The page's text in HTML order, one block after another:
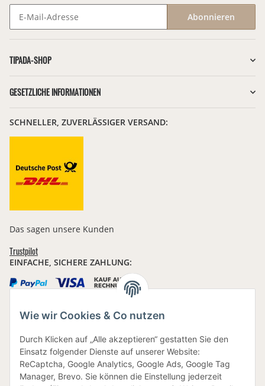
Wie wir Cookies & Co nutzen
Durch Klicken auf „Alle akzeptieren“ gestatten Sie den
Einsatz folgender Dienste auf unserer Website:
ReCaptcha, Google Analytics, Google Ads, Google Tag
Manager, Brevo. Sie können die Einstellung jederzeit
Abonnieren
TIPADA-SHOP
GESETZLICHE INFORMATIONEN
SCHNELLER, ZUVERLÄSSIGER VERSAND:
Das sagen unsere Kunden
Trustpilot
EINFACHE, SICHERE ZAHLUNG:
IHRE DATEN SIND SICHER